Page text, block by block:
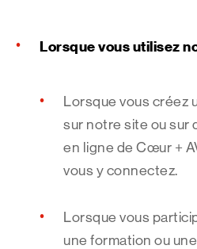
Lorsque vous utilisez
Lorsque vous créez
sur notre site ou sur
en ligne de Cœur +
vous y connectez.
Lorsque vous
une formation ou